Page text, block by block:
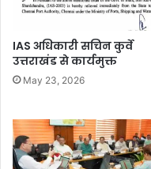
IAS अधिकारी सचिन कुर्वे
उत्तराखंड से कार्यमुक्त
May 23, 2026